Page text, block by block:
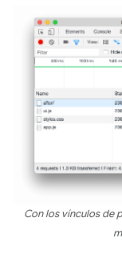
Con los vínculos de